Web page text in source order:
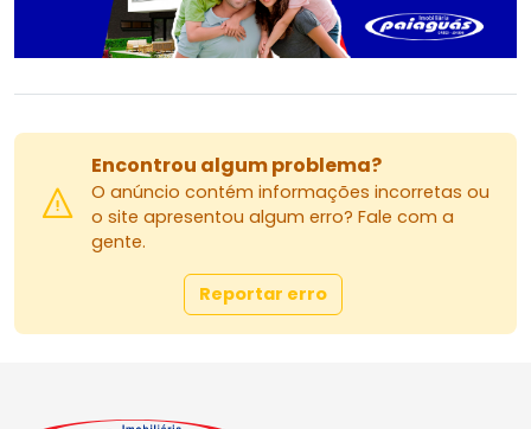
Encontrou algum problema?
O anúncio contém informações incorretas ou
o site apresentou algum erro? Fale com a
gente.
Reportar erro